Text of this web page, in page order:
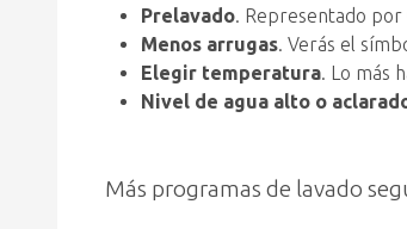
Prelavado. Representado por
Menos arrugas. Verás el
Elegir temperatura. Lo más
Nivel de agua alto o
Más programas de lavado